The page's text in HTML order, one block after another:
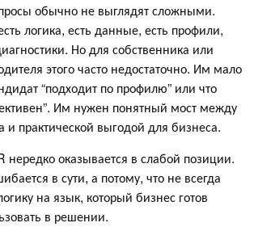
обычно не выглядят сложными.
логика, есть данные, есть профили,
Но для собственника или
этого часто недостаточно. Им мало
“подходит по профилю” или что
Им нужен понятный мост между
и практической выгодой для бизнеса.
оказывается в слабой позиции.
в сути, а потому, что не всегда
на язык, который бизнес готов
в решении.